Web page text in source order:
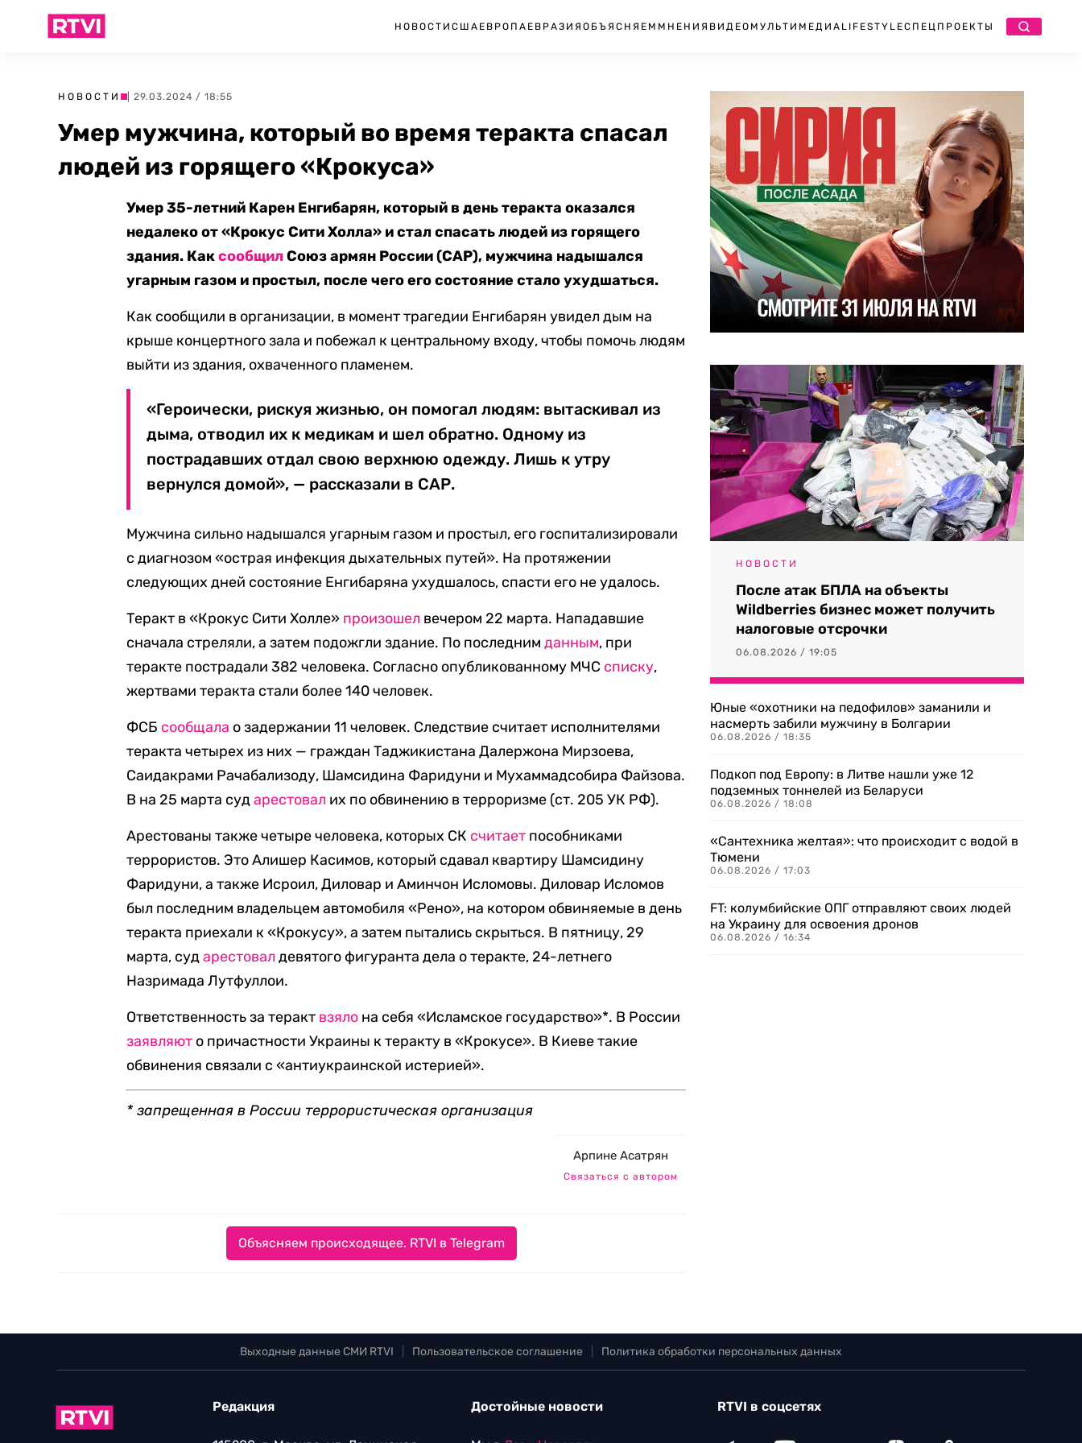
НОВОСТИ США ЕВРОПА ЕВРАЗИЯ ОБЪЯСНЯЕМ МНЕНИЯ ВИДЕО МУЛЬТИМЕДИА LIFESTYLEСПЕЦПРОЕКТЫ
НОВОСТИ | 29.03.2024 / 18:55
Умер мужчина, который во время теракта спасал
людей из горящего «Крокуса»
Умер 35-летний Карен Енгибарян, который в день терактаоказался
недалеко от «Крокус Сити Холла» истал спасать людей из горящего
здания. КаксообщилСоюз армян России (САР), мужчина надышался
угарным газом и простыл, после чего его состояние стало ухудшаться.
Как сообщили в организации, в момент трагедии Енгибарян увидел дым на
крыше концертного зала и побежал к центральному входу, чтобы помочь людям
выйти из здания, охваченного пламенем.
«Героически, рискуя жизнью, он помогал людям: вытаскивал из
дыма, отводил их к медикам и шел обратно. Одному из
пострадавших отдал свою верхнюю одежду. Лишь к утру
вернулся домой», — рассказали в САР.
Мужчина сильно надышался угарным газом и простыл, его госпитализировали
с диагнозом «острая инфекция дыхательных путей». На протяжении
следующих дней состояние Енгибаряна ухудшалось, спасти его не удалось.
Теракт в «Крокус Сити Холле» произошел вечером 22 марта. Нападавшие
сначала стреляли, а затем подожгли здание. По последнимданным, при
теракте пострадали 382 человека. Согласно опубликованному МЧС списку,
жертвами теракта стали более 140 человек.
ФСБ сообщала о задержании 11 человек. Следствие считает исполнителями
теракта четырех из них — граждан Таджикистана Далержона Мирзоева,
Саидакрами Рачабализоду, Шамсидина Фаридуни и Мухаммадсобира Файзова.
В на 25 марта сударестовал их по обвинению в терроризме (ст. 205 УК РФ).
Арестованы также четыре человека, которых СК считает пособниками
террористов. Это Алишер Касимов, который сдавал квартиру Шамсидину
Фаридуни, а также Исроил, Диловар и Аминчон Исломовы. Диловар Исломов
был последним владельцем автомобиля «Рено», на котором обвиняемые в день
теракта приехали к «Крокусу», а затем пытались скрыться. В пятницу, 29
марта, сударестовал девятого фигуранта дела о теракте, 24-летнего
Назримада Лутфуллои.
Ответственность за теракт взяло на себя «Исламское государство»*. В России
заявляют о причастности Украины к теракту в «Крокусе». В Киеве такие
обвинения связали с «антиукраинской истерией».
* запрещенная в России террористическая организация
Арпине Асатрян
Связаться с автором
Объясняем происходящее. RTVI в Telegram
НОВОСТИ
После атак БПЛА на объекты
Wildberries бизнес может получить
налоговые отсрочки
06.08.2026 / 19:05
Юные «охотники на педофилов» заманили и
насмерть забили мужчину в Болгарии
06.08.2026 / 18:35
Подкоп под Европу: в Литве нашли уже 12
подземных тоннелей из Беларуси
06.08.2026 / 18:08
«Сантехника желтая»: что происходит с водой в
Тюмени
06.08.2026 / 17:03
FT: колумбийские ОПГ отправляют своих людей
на Украину для освоения дронов
06.08.2026 / 16:34
Выходные данные СМИ RTVI Пользовательское соглашение Политика обработки персональных данных
Редакция Достойные новости RTVI в соцсетях